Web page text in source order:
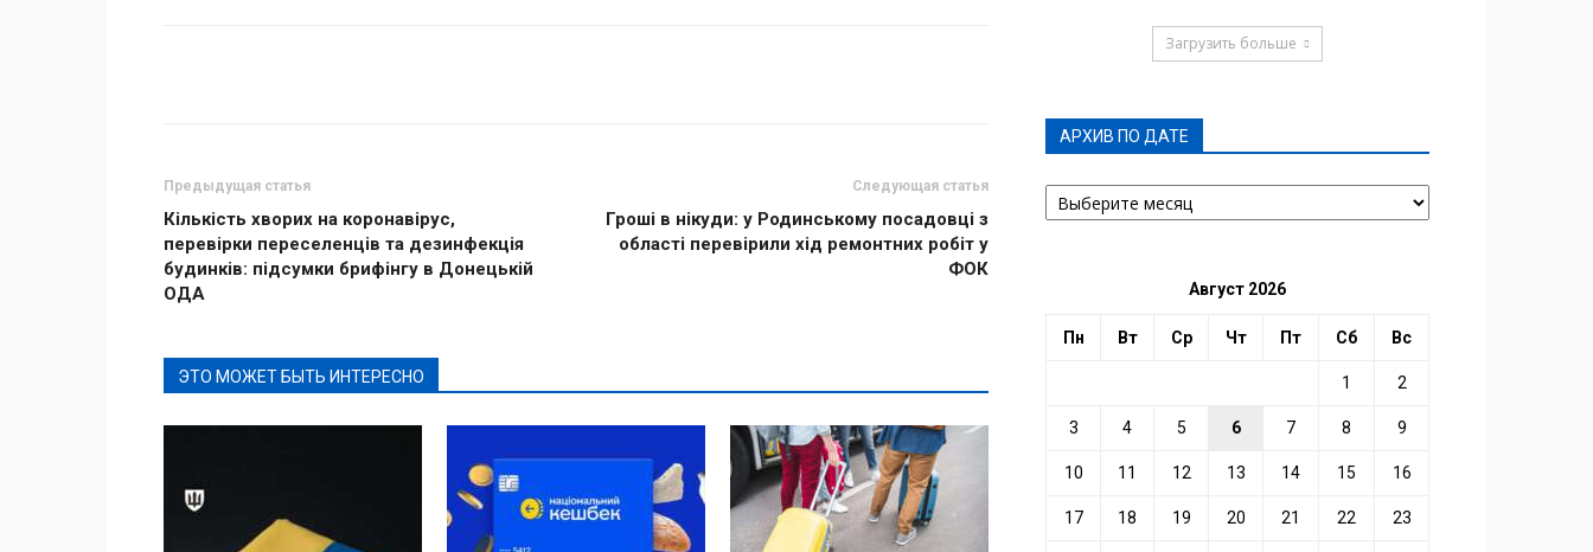
Предыдущая статья
Кількість хворих на коронавірус,
перевірки переселенців та дезинфекція
будинків: підсумки брифінгу в Донецькій
ОДА
Следующая статья
Гроші в нікуди: у Родинському посадовці з
області перевірили хід ремонтних робіт у
ФОК
ЭТО МОЖЕТ БЫТЬ ИНТЕРЕСНО
Загрузить больше
АРХИВ ПО ДАТЕ
АРХИВ
ПО
Август 2026
Пн Вт Ср Чт Пт Сб Вс
1 2
3 4 5 6 7 8 9
10 11 12 13 14 15 16
17 18 19 20 21 22 23